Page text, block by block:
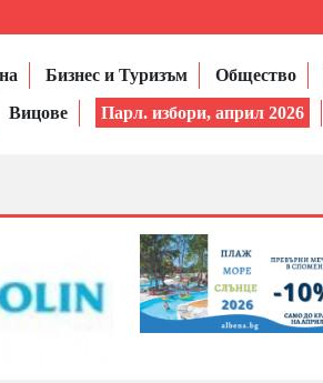
Бизнес и Туризъм Общество
Вицове Парл. избори, април 2026